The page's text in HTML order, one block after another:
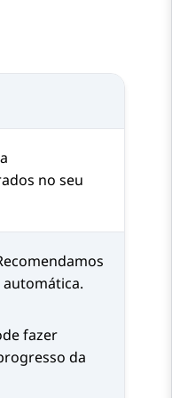
no seu
fazer
da